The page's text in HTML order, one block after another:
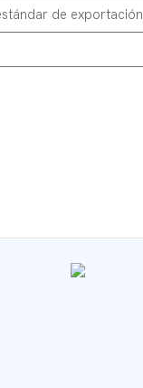
de exportación